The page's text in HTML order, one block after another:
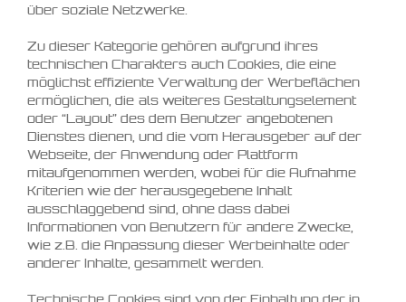
über soziale Netzwerke.
Zu dieser Kategorie gehören aufgrund ihres
technischen Charakters auch Cookies, die eine
möglichst effiziente Verwaltung der Werbeflächen
ermöglichen, die als weiteres Gestaltungselement
oder “Layout” des dem Benutzer angebotenen
Dienstes dienen, und die vom Herausgeber auf der
Webseite, der Anwendung oder Plattform
mitaufgenommen werden, wobei für die Aufnahme
Kriterien wie der herausgegebene Inhalt
ausschlaggebend sind, ohne dass dabei
Informationen von Benutzern für andere Zwecke,
wie z.B. die Anpassung dieser Werbeinhalte oder
anderer Inhalte, gesammelt werden.